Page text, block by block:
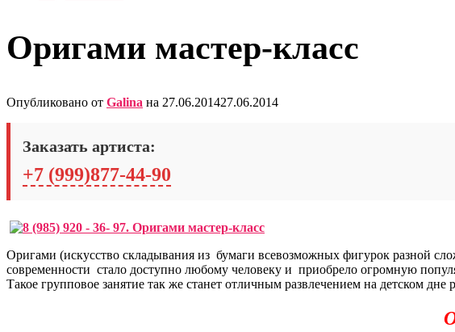
Оригами мастер-класс
Опубликовано от Galina на 27.06.201427.06.2014
Заказать артиста:
+7 (999)877-44-90
Оригами (искусство складывания из бумаги всевозможных фигурок разной
современности стало доступно любому человеку и приобрело огромную
Такое групповое занятие так же станет отличным развлечением на детском